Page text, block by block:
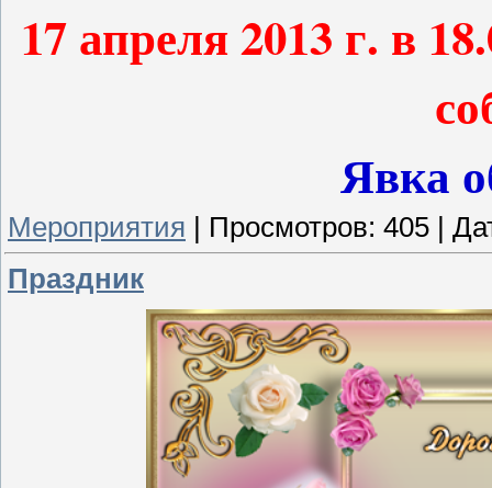
17 апреля 2013 г. в
Явка
Мероприятия Просмотров: 405
Праздник